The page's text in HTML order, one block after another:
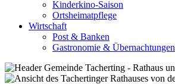
Kinderkino-Saison
Ortsheimatpflege
Wirtschaft
Post & Banken
Gastronomie & Übernachtungen